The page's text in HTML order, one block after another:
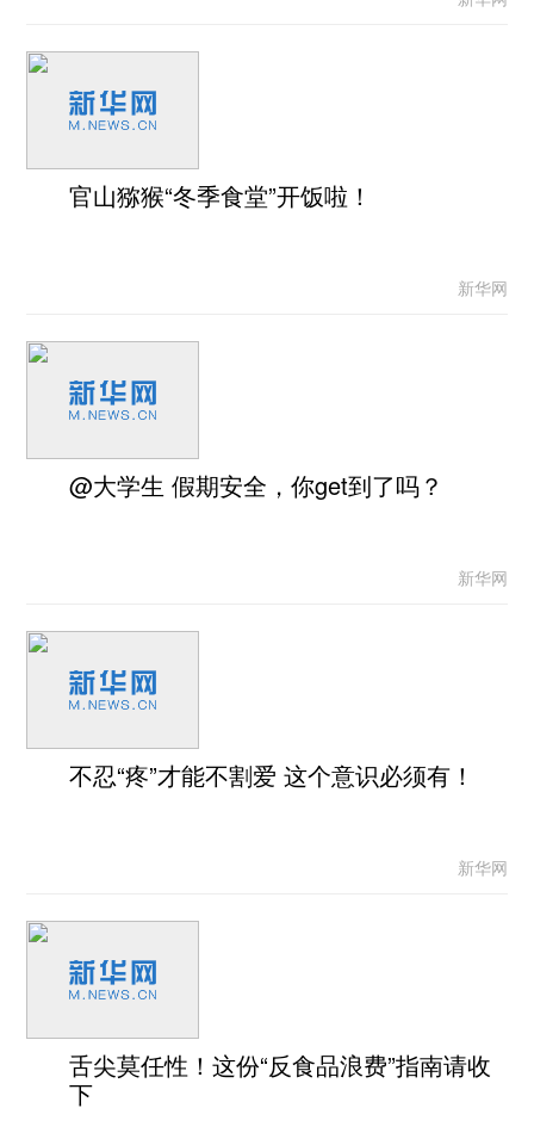
官山猕猴“冬季食堂”开饭啦！
新华网
@大学生 假期安全，你get到了吗？
新华网
不忍“疼”才能不割爱 这个意识必须有！
新华网
舌尖莫任性！这份“反食品浪费”指南请收
下